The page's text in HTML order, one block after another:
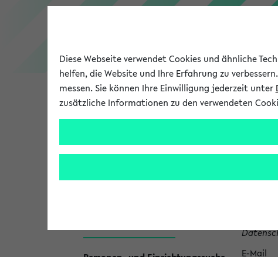
Universität Forschung
n
E-Mail
Diese Webseite verwendet Cookies und ähnliche
helfen, die Website und Ihre Erfahrung zu
messen. Sie können Ihre Einwilligung jederzeit unter
zusätzliche Informationen zu den verwendeten